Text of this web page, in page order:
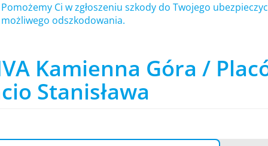
Pomożemy Ci w zgłoszeniu szkody do Twojego
możliwego odszkodowania.
Kamienna Góra /
Stanisława